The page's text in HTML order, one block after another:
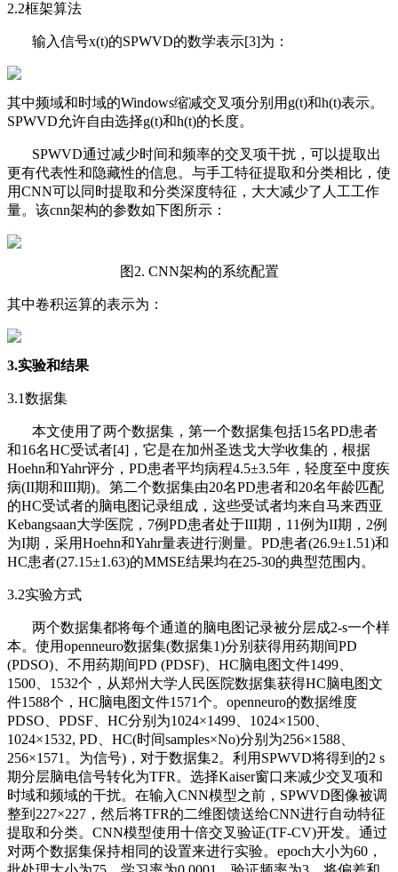
2.2框架算法
输入信号x(t)的SPWVD的数学表示[3]为：
其中频域和时域的Windows缩减交叉项分别用g(t)和h(t)表示。
SPWVD允许自由选择g(t)和h(t)的长度。
SPWVD通过减少时间和频率的交叉项干扰，可以提取出
更有代表性和隐藏性的信息。与手工特征提取和分类相比，使
用CNN可以同时提取和分类深度特征，大大减少了人工工作
量。该cnn架构的参数如下图所示：
图2. CNN架构的系统配置
其中卷积运算的表示为：
3.实验和结果
3.1数据集
本文使用了两个数据集，第一个数据集包括15名PD患者
和16名HC受试者[4]，它是在加州圣迭戈大学收集的，根据
Hoehn和Yahr评分，PD患者平均病程4.5±3.5年，轻度至中度疾
病(II期和III期)。第二个数据集由20名PD患者和20名年龄匹配
的HC受试者的脑电图记录组成，这些受试者均来自马来西亚
Kebangsaan大学医院，7例PD患者处于III期，11例为II期，2例
为I期，采用Hoehn和Yahr量表进行测量。PD患者(26.9±1.51)和
HC患者(27.15±1.63)的MMSE结果均在25-30的典型范围内。
3.2实验方式
两个数据集都将每个通道的脑电图记录被分层成2-s一个样
本。使用openneuro数据集(数据集1)分别获得用药期间PD
(PDSO)、不用药期间PD (PDSF)、HC脑电图文件1499、
1500、1532个，从郑州大学人民医院数据集获得HC脑电图文
件1588个，HC脑电图文件1571个。openneuro的数据维度
PDSO、PDSF、HC分别为1024×1499、1024×1500、
1024×1532, PD、HC(时间samples×No)分别为256×1588、
256×1571。为信号)，对于数据集2。利用SPWVD将得到的2 s
期分层脑电信号转化为TFR。选择Kaiser窗口来减少交叉项和
时域和频域的干扰。在输入CNN模型之前，SPWVD图像被调
整到227×227，然后将TFR的二维图馈送给CNN进行自动特征
提取和分类。CNN模型使用十倍交叉验证(TF-CV)开发。通过
对两个数据集保持相同的设置来进行实验。epoch大小为60，